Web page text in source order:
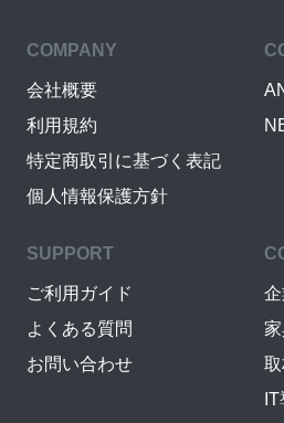
COMPANY
会社概要
利用規約
特定商取引に基づく表記
個人情報保護方針
SUPPORT
ご利用ガイド
よくある質問
お問い合わせ